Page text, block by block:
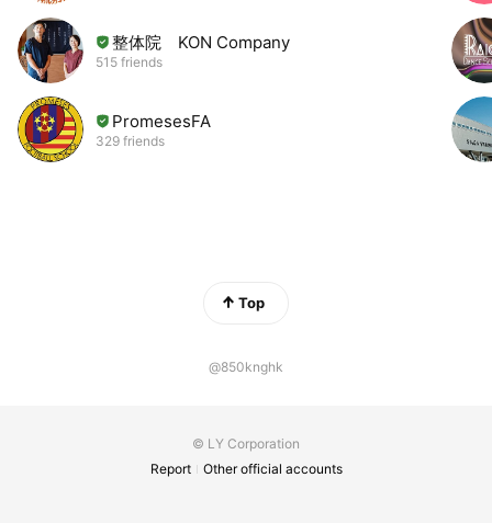
整体院 KON Company
515 friends
PromesesFA
329 friends
Top
@850knghk
© LY Corporation
Report
Other official accounts